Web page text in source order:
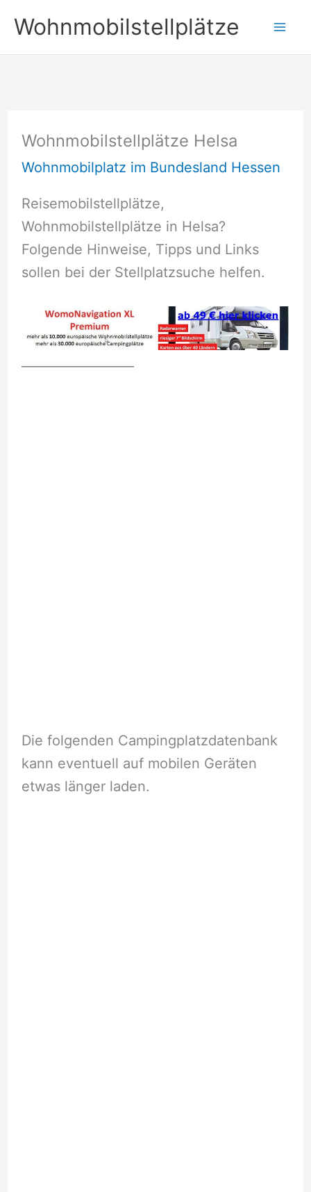
Inhalt
springen
Wohnmobilstellplätze
Wohnmobilstellplätze Helsa
Wohnmobilplatz im Bundesland Hessen
Reisemobilstellplätze,
Wohnmobilstellplätze in Helsa?
Folgende Hinweise, Tipps und Links
sollen bei der Stellplatzsuche helfen.
Die folgenden Campingplatzdatenbank
kann eventuell auf mobilen Geräten
etwas länger laden.